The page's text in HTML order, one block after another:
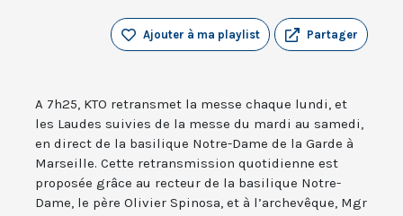
Partager
Ajouter à ma playlist
A 7h25, KTO retransmet la messe chaque lundi, et
les Laudes suivies de la messe du mardi au samedi,
en direct de la basilique Notre-Dame de la Garde à
Marseille. Cette retransmission quotidienne est
proposée grâce au recteur de la basilique Notre-
Dame, le père Olivier Spinosa, et à l’archevêque, Mgr